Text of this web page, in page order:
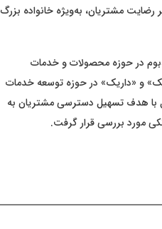
مشتریان، به‌ویژه خانواده بزرگ
در حوزه محصولات و خدمات
و «داریک» در حوزه توسعه خدمات
با هدف تسهیل دسترسی مشتریان به
مورد بررسی قرار گرفت.